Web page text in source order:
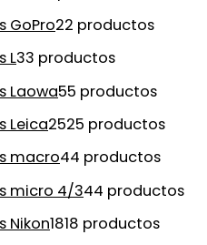
GoPro22 productos
L33 productos
Laowa55 productos
Leica2525 productos
macro44 productos
micro 4/344 productos
Nikon1818 productos